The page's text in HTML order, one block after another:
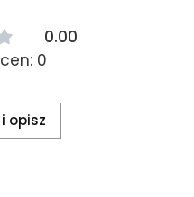
0.00
0
opisz